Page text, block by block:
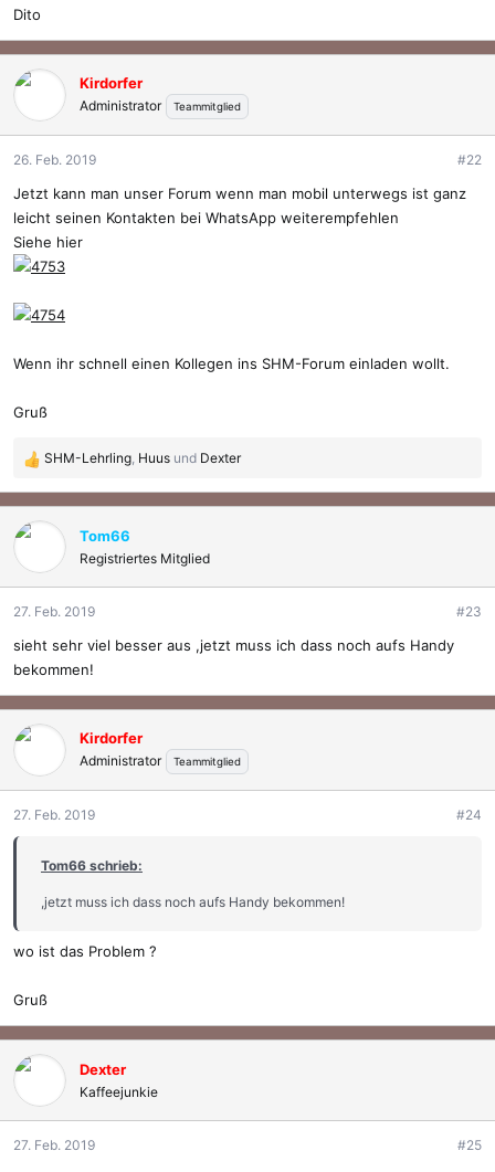
Dito
Kirdorfer
Administrator Teammitglied
26. Feb. 2019 #22
Jetzt kann man unser Forum wenn man mobil unterwegs ist ganz
leicht seinen Kontakten bei WhatsApp weiterempfehlen
Siehe hier
Wenn ihr schnell einen Kollegen ins SHM-Forum einladen wollt.
Gruß
R
e
a
k
i
o
n
n
:
SHM-Lehrling, Huus und Dexter
Tom66
Registriertes Mitglied
27. Feb. 2019 #23
sieht sehr viel besser aus ,jetzt muss ich dass noch aufs Handy
bekommen!
Kirdorfer
Administrator Teammitglied
27. Feb. 2019 #24
Tom66 schrieb:
,jetzt muss ich dass noch aufs Handy bekommen!
wo ist das Problem ?
Gruß
Dexter
Kaffeejunkie
27. Feb. 2019 #25